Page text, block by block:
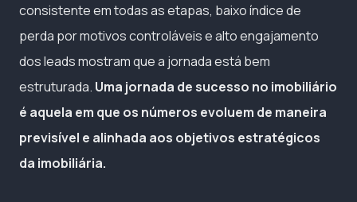
consistente em todas as etapas, baixo índice de
perda por motivos controláveis e alto engajamento
dos leads mostram que a jornada está bem
estruturada. Uma jornada de sucesso no imobiliário
é aquela em que os números evoluem de maneira
previsível e alinhada aos objetivos estratégicos
da imobiliária.